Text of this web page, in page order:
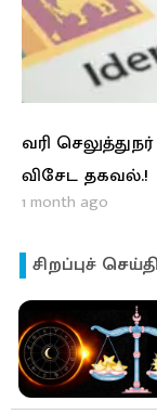
வரி
விசேட தகவல்.!
1 month ago
சிறப்புச்